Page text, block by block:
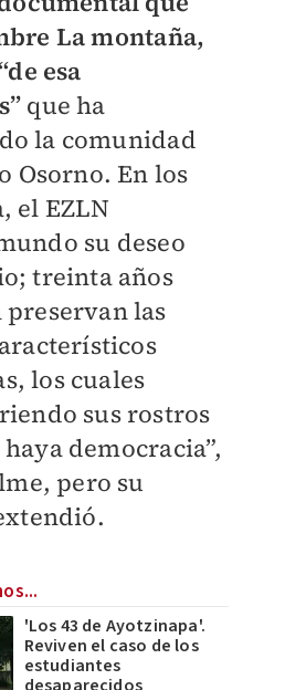
La montaña,
esa
” que ha
la comunidad
Osorno. En los
el EZLN
su deseo
treinta años
preservan las
los cuales
sus rostros
democracia”,
pero su
'Los 43 de Ayotzinapa'.
Reviven el caso de los
estudiantes